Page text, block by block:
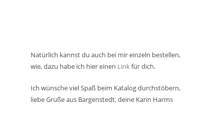
Natürlich kannst du auch bei mir einzeln bestellen,
wie, dazu habe ich hier einen Linkfür dich.
Ich wünsche viel Spaß beim Katalog durchstöbern,
liebe Grüße aus Bargenstedt, deine Karin Harms